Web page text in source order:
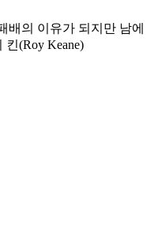
배의 이유가 되지만 남에
(Roy Keane)